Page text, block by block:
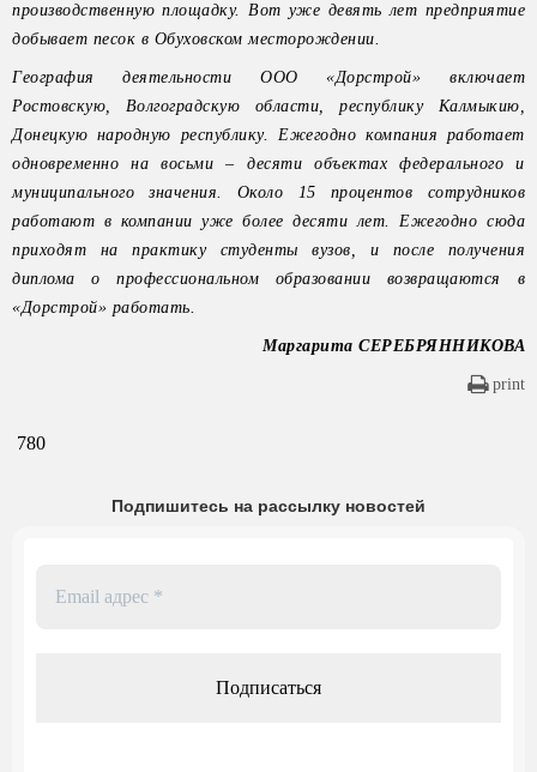
производственную площадку. Вот уже девять лет предприятие
добывает песок в Обуховском месторождении.
География деятельности ООО «Дорстрой» включает
Ростовскую, Волгоградскую области, республику Калмыкию,
Донецкую народную республику. Ежегодно компания работает
одновременно на восьми – десяти объектах федерального и
муниципального значения. Около 15 процентов сотрудников
работают в компании уже более десяти лет. Ежегодно сюда
приходят на практику студенты вузов, и после получения
диплома о профессиональном образовании возвращаются в
«Дорстрой» работать.
Маргарита СЕРЕБРЯННИКОВА
print
780
Подпишитесь на рассылку новостей